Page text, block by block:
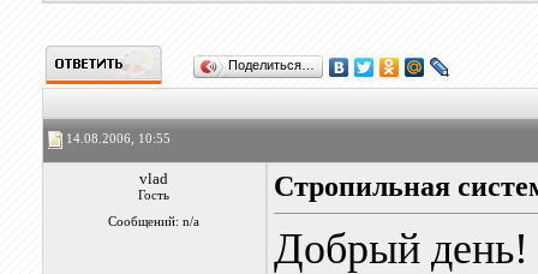
Поделиться…
14.08.2006, 10:55
vlad
Гость
Сообщений: n/a
Стропильная
Добрый день!